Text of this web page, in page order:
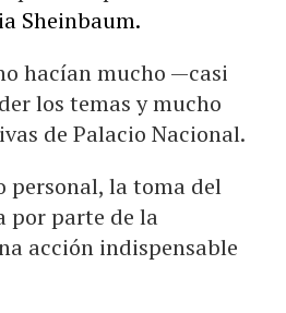
Sheinbaum.
hacían mucho —casi
los temas y mucho
de Palacio Nacional.
personal, la toma del
parte de la
acción indispensable